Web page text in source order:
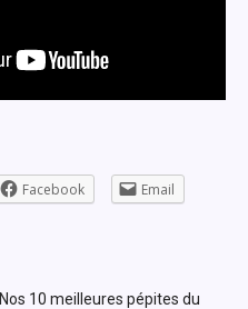
Facebook Email
Nos 10 meilleures pépites du